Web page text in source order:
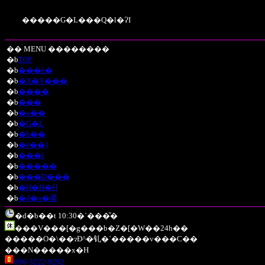
�����G�L���Q�l�ɁI
�� MENU ��������
�bTOP
�b���ē�
�b�X�V���
�b����
�b���
�b�o��
�b�G�L
�b�h��
�b�ē��}
�b���l
�b�����
�b���D���
�b�H�H�H
�b�d�q�莆
�d�b��t 10:30�`���̌�
���V���[�g���b�Z�[�W��24h��
�����O�\��ɂĐ^�钆�`�����v���C��
���N�����x�H
090-3222-9292